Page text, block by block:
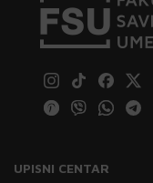
UPISNI CENTAR